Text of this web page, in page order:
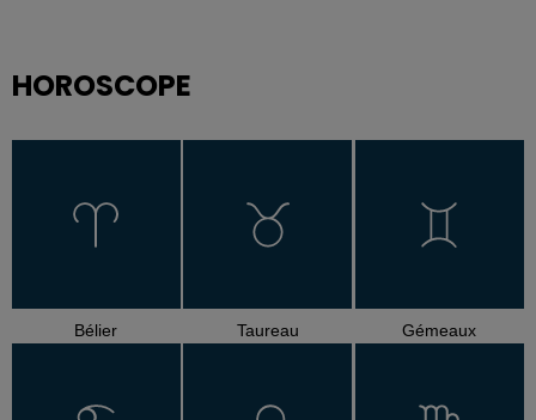
HOROSCOPE
Bélier Taureau Gémeaux